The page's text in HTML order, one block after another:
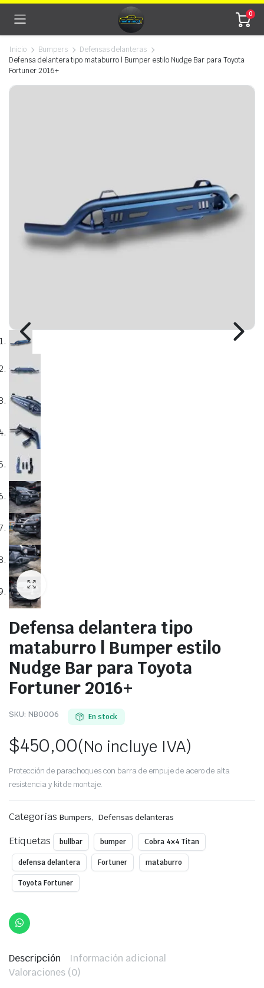
0
Inicio Bumpers
Defensas delanteras
Defensa delantera tipo mataburro | Bumper estilo Nudge Bar para Toyota
Fortuner 2016+
Defensa delantera tipo
mataburro | Bumper estilo
Nudge Bar para Toyota
Fortuner 2016+
SKU: NB0006 En stock
$450,00(No incluye IVA)
Protección de parachoques con barra de empuje de acero de alta
resistencia y kit de montaje.
Categorías Bumpers, Defensas delanteras
Etiquetas bullbar bumper Cobra 4x4 Titan
defensa delantera Fortuner mataburro
Toyota Fortuner
Descripción
Información adicional
Valoraciones (0)